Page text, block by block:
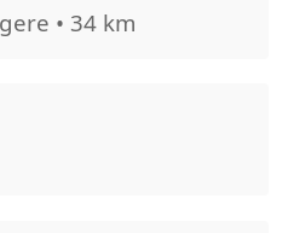
• 34 km